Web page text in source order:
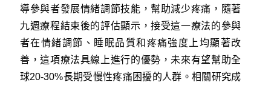
導參與者發展情緒調節技能，幫助減少疼痛，隨著
九週療程結束後的評估顯示，接受這一療法的參與
者在情緒調節、睡眠品質和疼痛強度上均顯著改
善，這項療法具線上進行的優勢，未來有望幫助全
球20-30%長期受慢性疼痛困擾的人群。相關研究成